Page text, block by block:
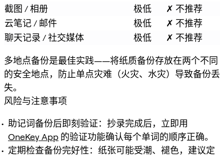
截图 / 相册
极低
✗ 不推荐
云笔记 / 邮件
极低
✗ 不推荐
聊天记录 / 社交媒体
极低 ✗ 不推荐
多地点备份是最佳实践——将纸质备份存放在两个不同
的安全地点，防止单点灾难（火灾、水灾）导致备份丢
失。
风险与注意事项
助记词备份后即刻验证：抄录完成后，立即用
OneKey App 的验证功能确认每个单词的顺序正确。
定期检查备份完好性：纸张可能受潮、褪色，建议定